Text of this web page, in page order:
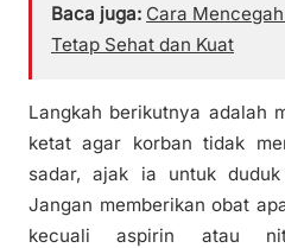
Baca juga: Cara
Tetap Sehat dan Kuat
Langkah berikutnya adalah
ketat agar korban tidak
sadar, ajak ia untuk
Jangan memberikan obat
kecuali aspirin atau